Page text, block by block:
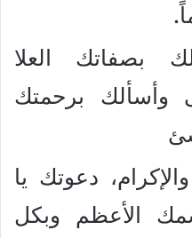
بصفاتك العلا
وأسألك برحمتك
دعوتك يا
الأعظم وبكل